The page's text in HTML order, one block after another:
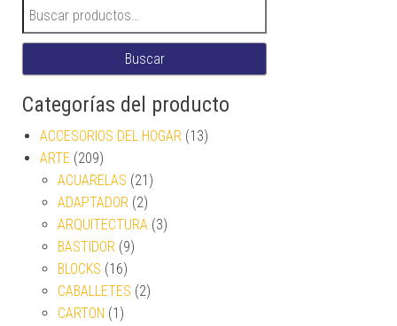
Buscar por:
Buscar
Categorías del producto
ACCESORIOS DEL HOGAR (13)
ARTE (209)
ACUARELAS (21)
ADAPTADOR (2)
ARQUITECTURA (3)
BASTIDOR (9)
BLOCKS (16)
CABALLETES (2)
CARTON (1)